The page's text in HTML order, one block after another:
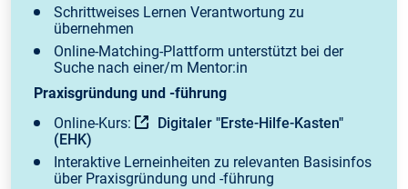
Schrittweises Lernen Verantwortung zu
übernehmen
Online-Matching-Plattform unterstützt bei der
Suche nach einer/m Mentor:in
Praxisgründung und -führung
Online-Kurs:
Digitaler "Erste-Hilfe-Kasten"
(EHK)
Interaktive Lerneinheiten zu relevanten Basisinfos
über Praxisgründung und -führung